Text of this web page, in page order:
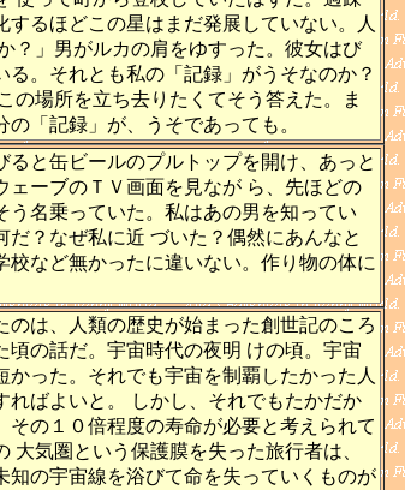
るほどこの星はまだ発展していない。人
？」男がルカの肩をゆすった。彼女はび
。それとも私の「記録」がうそなのか？
の場所を立ち去りたくてそう答えた。ま
「記録」が、うそであっても。
と缶ビールのプルトップを開け、あっと
ーブのＴＶ画面を見なが ら、先ほどの
名乗っていた。私はあの男を知ってい
？なぜ私に近 づいた？偶然にあんなと
など無かったに違いない。作り物の体に
は、人類の歴史が始まった創世記のころ
の話だ。宇宙時代の夜明 けの頃。宇宙
った。それでも宇宙を制覇したかった人
ばよいと。 しかし、それでもたかだか
の１０倍程度の寿命が必要と考えられて
気圏という保護膜を失った旅行者は、
の宇宙線を浴びて命を失っていくものが